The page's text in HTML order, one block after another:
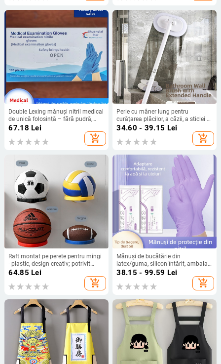
Double Lexing mănuși nitril medical
de unică folosință – fără pudră,
rezistente la acide și baze,
îngroșate, durabile, Standard nr.
20220006
67.18 Lei
add_shopping_cart
Perie cu mâner lung pentru
curățarea plăcilor, a căzii, a sticlei și
a aragazului — Material PP, Brand
Yueneng, Ambalaj 200 de bucăți
34.60 - 39.15 Lei
add_shopping_cart
Raft montat pe perete pentru mingi
- plastic, design creativ; potrivit
pentru dormitor, baie și living;
64.85 Lei
add_shopping_cart
Mănuși de bucătărie din
latex/guma, silicon întărit, ambalaj
1 bucată
38.15 - 99.59 Lei
add_shopping_cart